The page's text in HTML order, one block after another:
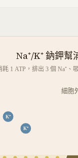
Na⁺/K⁺ 鈉鉀
耗 1 ATP，排出 3 個 Na⁺、
細胞
K⁺
K⁺